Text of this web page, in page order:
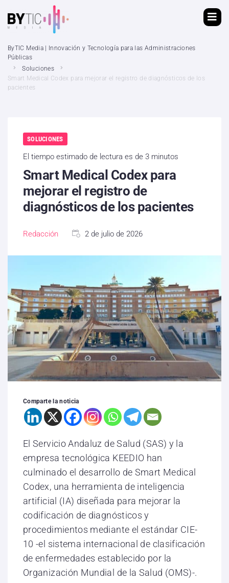
ByTIC Media | Innovación y Tecnología para las Administraciones
Públicas
Soluciones
Smart Medical Codex para mejorar el registro de diagnósticos de los
pacientes
SOLUCIONES
El tiempo estimado de lectura es de 3 minutos
Smart Medical Codex para
mejorar el registro de
diagnósticos de los pacientes
Redacción 2 de julio de 2026
Comparte la noticia
El Servicio Andaluz de Salud (SAS) y la
empresa tecnológica KEEDIO han
culminado el desarrollo de Smart Medical
Codex, una herramienta de inteligencia
artificial (IA) diseñada para mejorar la
codificación de diagnósticos y
procedimientos mediante el estándar CIE-
10 -el sistema internacional de clasificación
de enfermedades establecido por la
Organización Mundial de la Salud (OMS)-.